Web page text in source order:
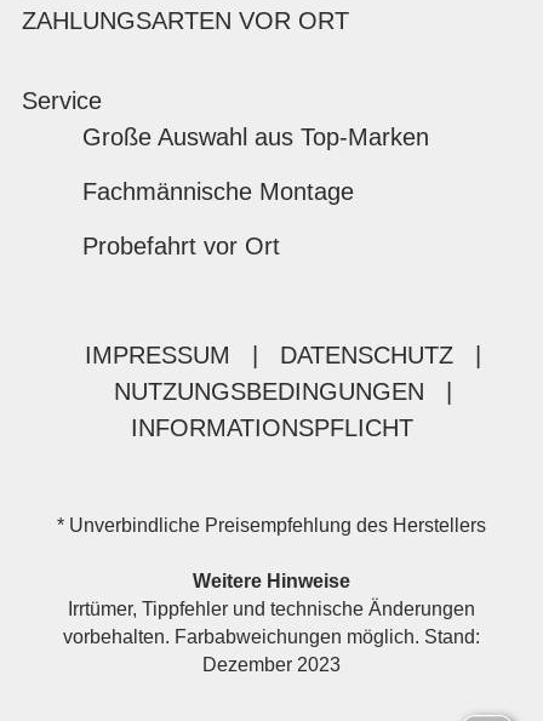
ZAHLUNGSARTEN VOR ORT
Service
Große Auswahl aus Top-Marken
Fachmännische Montage
Probefahrt vor Ort
IMPRESSUM DATENSCHUTZ
NUTZUNGSBEDINGUNGEN
INFORMATIONSPFLICHT
* Unverbindliche Preisempfehlung des Herstellers
Weitere Hinweise
Irrtümer, Tippfehler und technische Änderungen
vorbehalten. Farbabweichungen möglich. Stand:
Dezember 2023